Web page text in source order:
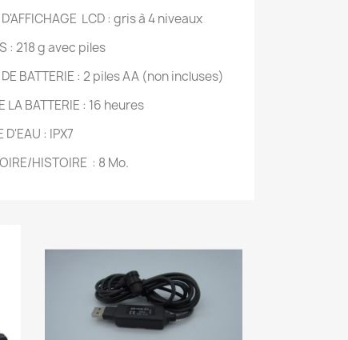
D'AFFICHAGE LCD : gris à 4 niveaux
: 218 g avec piles
DE BATTERIE : 2 piles AA (non incluses)
LA BATTERIE : 16 heures
D'EAU : IPX7
HISTOIRE : 8 Mo.